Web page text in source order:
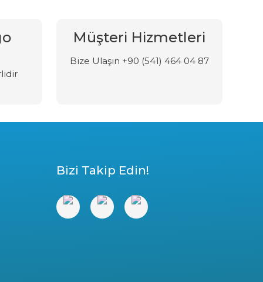
Müşteri Hizmetleri
Bize Ulaşın +90 (541) 464 04 87
Bizi Takip Edin!